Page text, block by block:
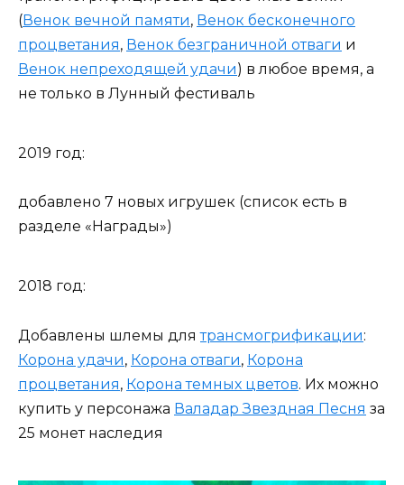
(Венок вечной памяти, Венок бесконечного
процветания, Венок безграничной отваги и
Венок непреходящей удачи) в любое время, а
не только в Лунный фестиваль
2019 год:
добавлено 7 новых игрушек (список есть в
разделе «Награды»)
2018 год:
Добавлены шлемы длятрансмогрификации:
Корона удачи, Корона отваги, Корона
процветания, Корона темных цветов. Их можно
купить у персонажа Валадар Звездная Песня за
25 монет наследия